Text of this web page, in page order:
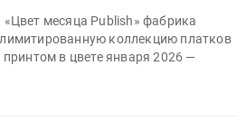
месяца Publish» фабрика
лимитированную коллекцию платков
принтом в цвете января 2026 —